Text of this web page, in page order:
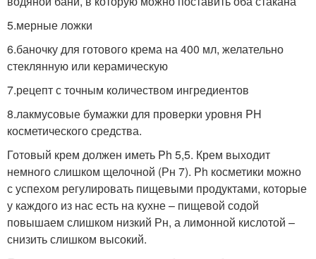
5.мерные ложки
6.баночку для готового крема на 400 мл, желательно
стеклянную или керамическую
7.рецепт с точным количеством ингредиентов
8.лакмусовые бумажки для проверки уровня PH
косметического средства.
Готовый крем должен иметь Ph 5,5. Крем выходит
немного слишком щелочной (Рн 7). Ph косметики можно
с успехом регулировать пищевыми продуктами, которые
у каждого из нас есть на кухне – пищевой содой
повышаем слишком низкий Рн, а лимонной кислотой –
снизить слишком высокий.